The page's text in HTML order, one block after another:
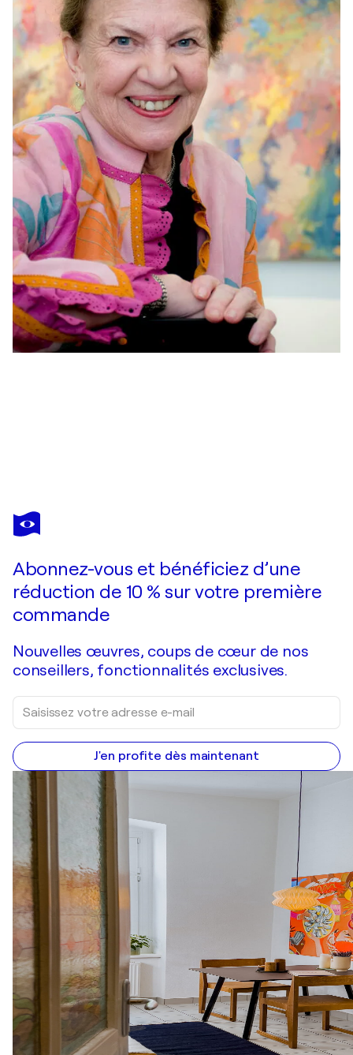
ERNESTINE TAHEDL
Franz Schubert, The Death and the Maiden, Allegro
Abonnez-vous et bénéficiez d’une
réduction de 10 % sur votre première
commande
Nouvelles œuvres, coups de cœur de nos
conseillers, fonctionnalités exclusives.
J'en profite dès maintenant